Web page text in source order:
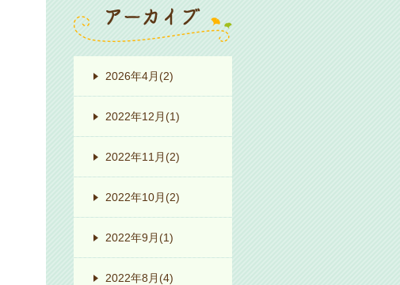
2026年4月(2)
2022年12月(1)
2022年11月(2)
2022年10月(2)
2022年9月(1)
2022年8月(4)